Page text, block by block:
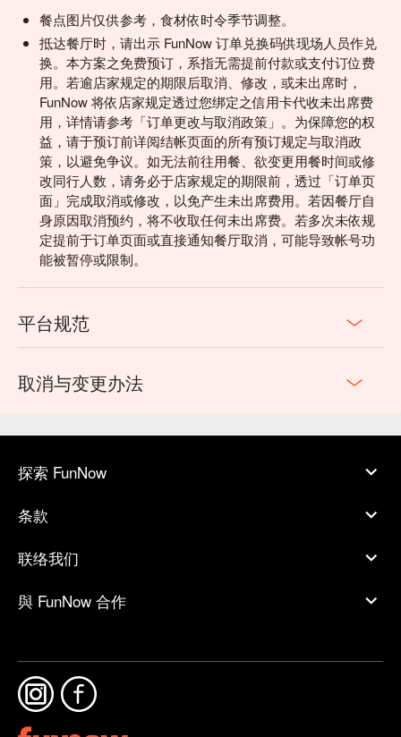
餐点图片仅供参考，食材依时令季节调整。
抵达餐厅时，请出示 FunNow 订单兑换码供现场人员作兑
换。本方案之免费预订，系指无需提前付款或支付订位费
用。若逾店家规定的期限后取消、修改，或未出席时，
FunNow 将依店家规定透过您绑定之信用卡代收未出席费
用，详情请参考「订单更改与取消政策」。为保障您的权
益，请于预订前详阅结帐页面的所有预订规定与取消政
策，以避免争议。如无法前往用餐、欲变更用餐时间或修
改同行人数，请务必于店家规定的期限前，透过「订单页
面」完成取消或修改，以免产生未出席费用。若因餐厅自
身原因取消预约，将不收取任何未出席费。若多次未依规
定提前于订单页面或直接通知餐厅取消，可能导致帐号功
能被暂停或限制。
平台规范
取消与变更办法
探索 FunNow
条款
联络我们
與 FunNow 合作